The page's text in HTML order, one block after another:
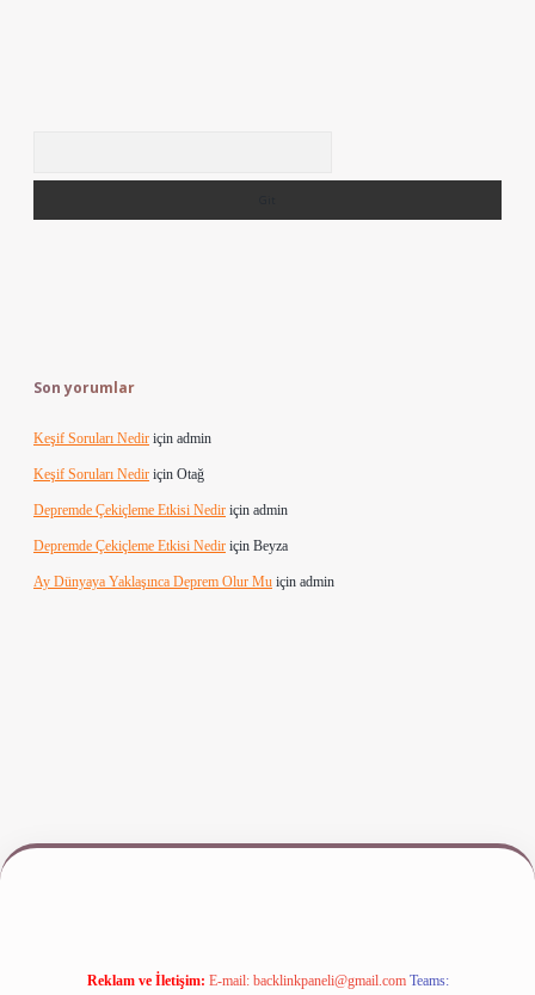
Son yorumlar
Keşif Soruları Nedir için admin
Keşif Soruları Nedir için Otağ
Depremde Çekiçleme Etkisi Nedir için admin
Depremde Çekiçleme Etkisi Nedir için Beyza
Ay Dünyaya Yaklaşınca Deprem Olur Mu için admin
Reklam ve İletişim: E-mail: backlinkpaneli@gmail.com Teams: